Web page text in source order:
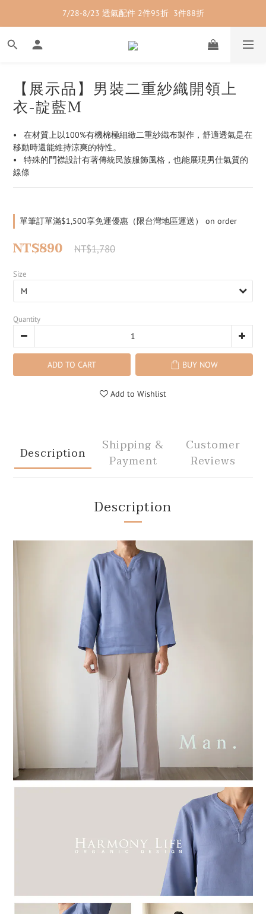
7/28-8/23 紳士內著 2件9折
7/28-8/23 透氣配件 2件95折  3件88折
7/28-8/23 紳士內著 2件9折
【展示品】男裝二重紗織開領上
衣-靛藍M
•   在材質上以100%有機棉極細緻二重紗織布製作，舒適透氣是在
移動時還能維持涼爽的特性。
•   特殊的門襟設計有著傳統民族服飾風格，也能展現男仕氣質的
線條
單筆訂單滿$1,500享免運優惠（限台灣地區運送） on order
NT$890 NT$1,780
Size
Quantity
ADD TO CART BUY NOW
Add to Wishlist
Description
Shipping &
Payment
Customer
Reviews
Description